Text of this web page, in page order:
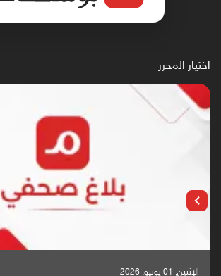
اختيار المحرر
الإثنين, 25 مايو, 2026